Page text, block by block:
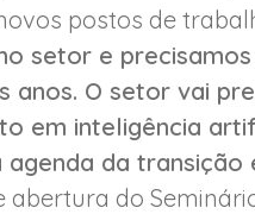
postos de
setor e
O setor vai
em inteligência
da transição
abertura do